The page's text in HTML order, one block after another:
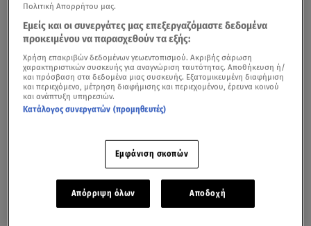
σημειώθηκε τα ξημερώματα της Παρασκευής 17
στην περιοχή τωνΑφιδνών, με τα
εμπλεκόμενα οχήματα να έχουν μετατραπεί σε άμορφη
μάζα σιδηρικών. Η φονική σύγκρουση σημειώθηκε,
Πολιτική Απορρήτου μας.
Εμείς και οι συνεργάτες μας επεξεργαζόμαστε δεδομένα
προκειμένου να παρασχεθούν τα εξής:
Χρήση επακριβών δεδομένων γεωεντοπισμού. Ακριβής σάρωση
χαρακτηριστικών συσκευής για αναγνώριση ταυτότητας. Αποθήκευση ή/
και πρόσβαση στα δεδομένα μιας συσκευής. Εξατομικευμένη διαφήμιση
και περιεχόμενο, μέτρηση διαφήμισης και περιεχομένου, έρευνα κοινού
και ανάπτυξη υπηρεσιών.
Κατάλογος συνεργατών (προμηθευτές)
Εμφάνιση σκοπών
Απόρριψη όλων Αποδοχή